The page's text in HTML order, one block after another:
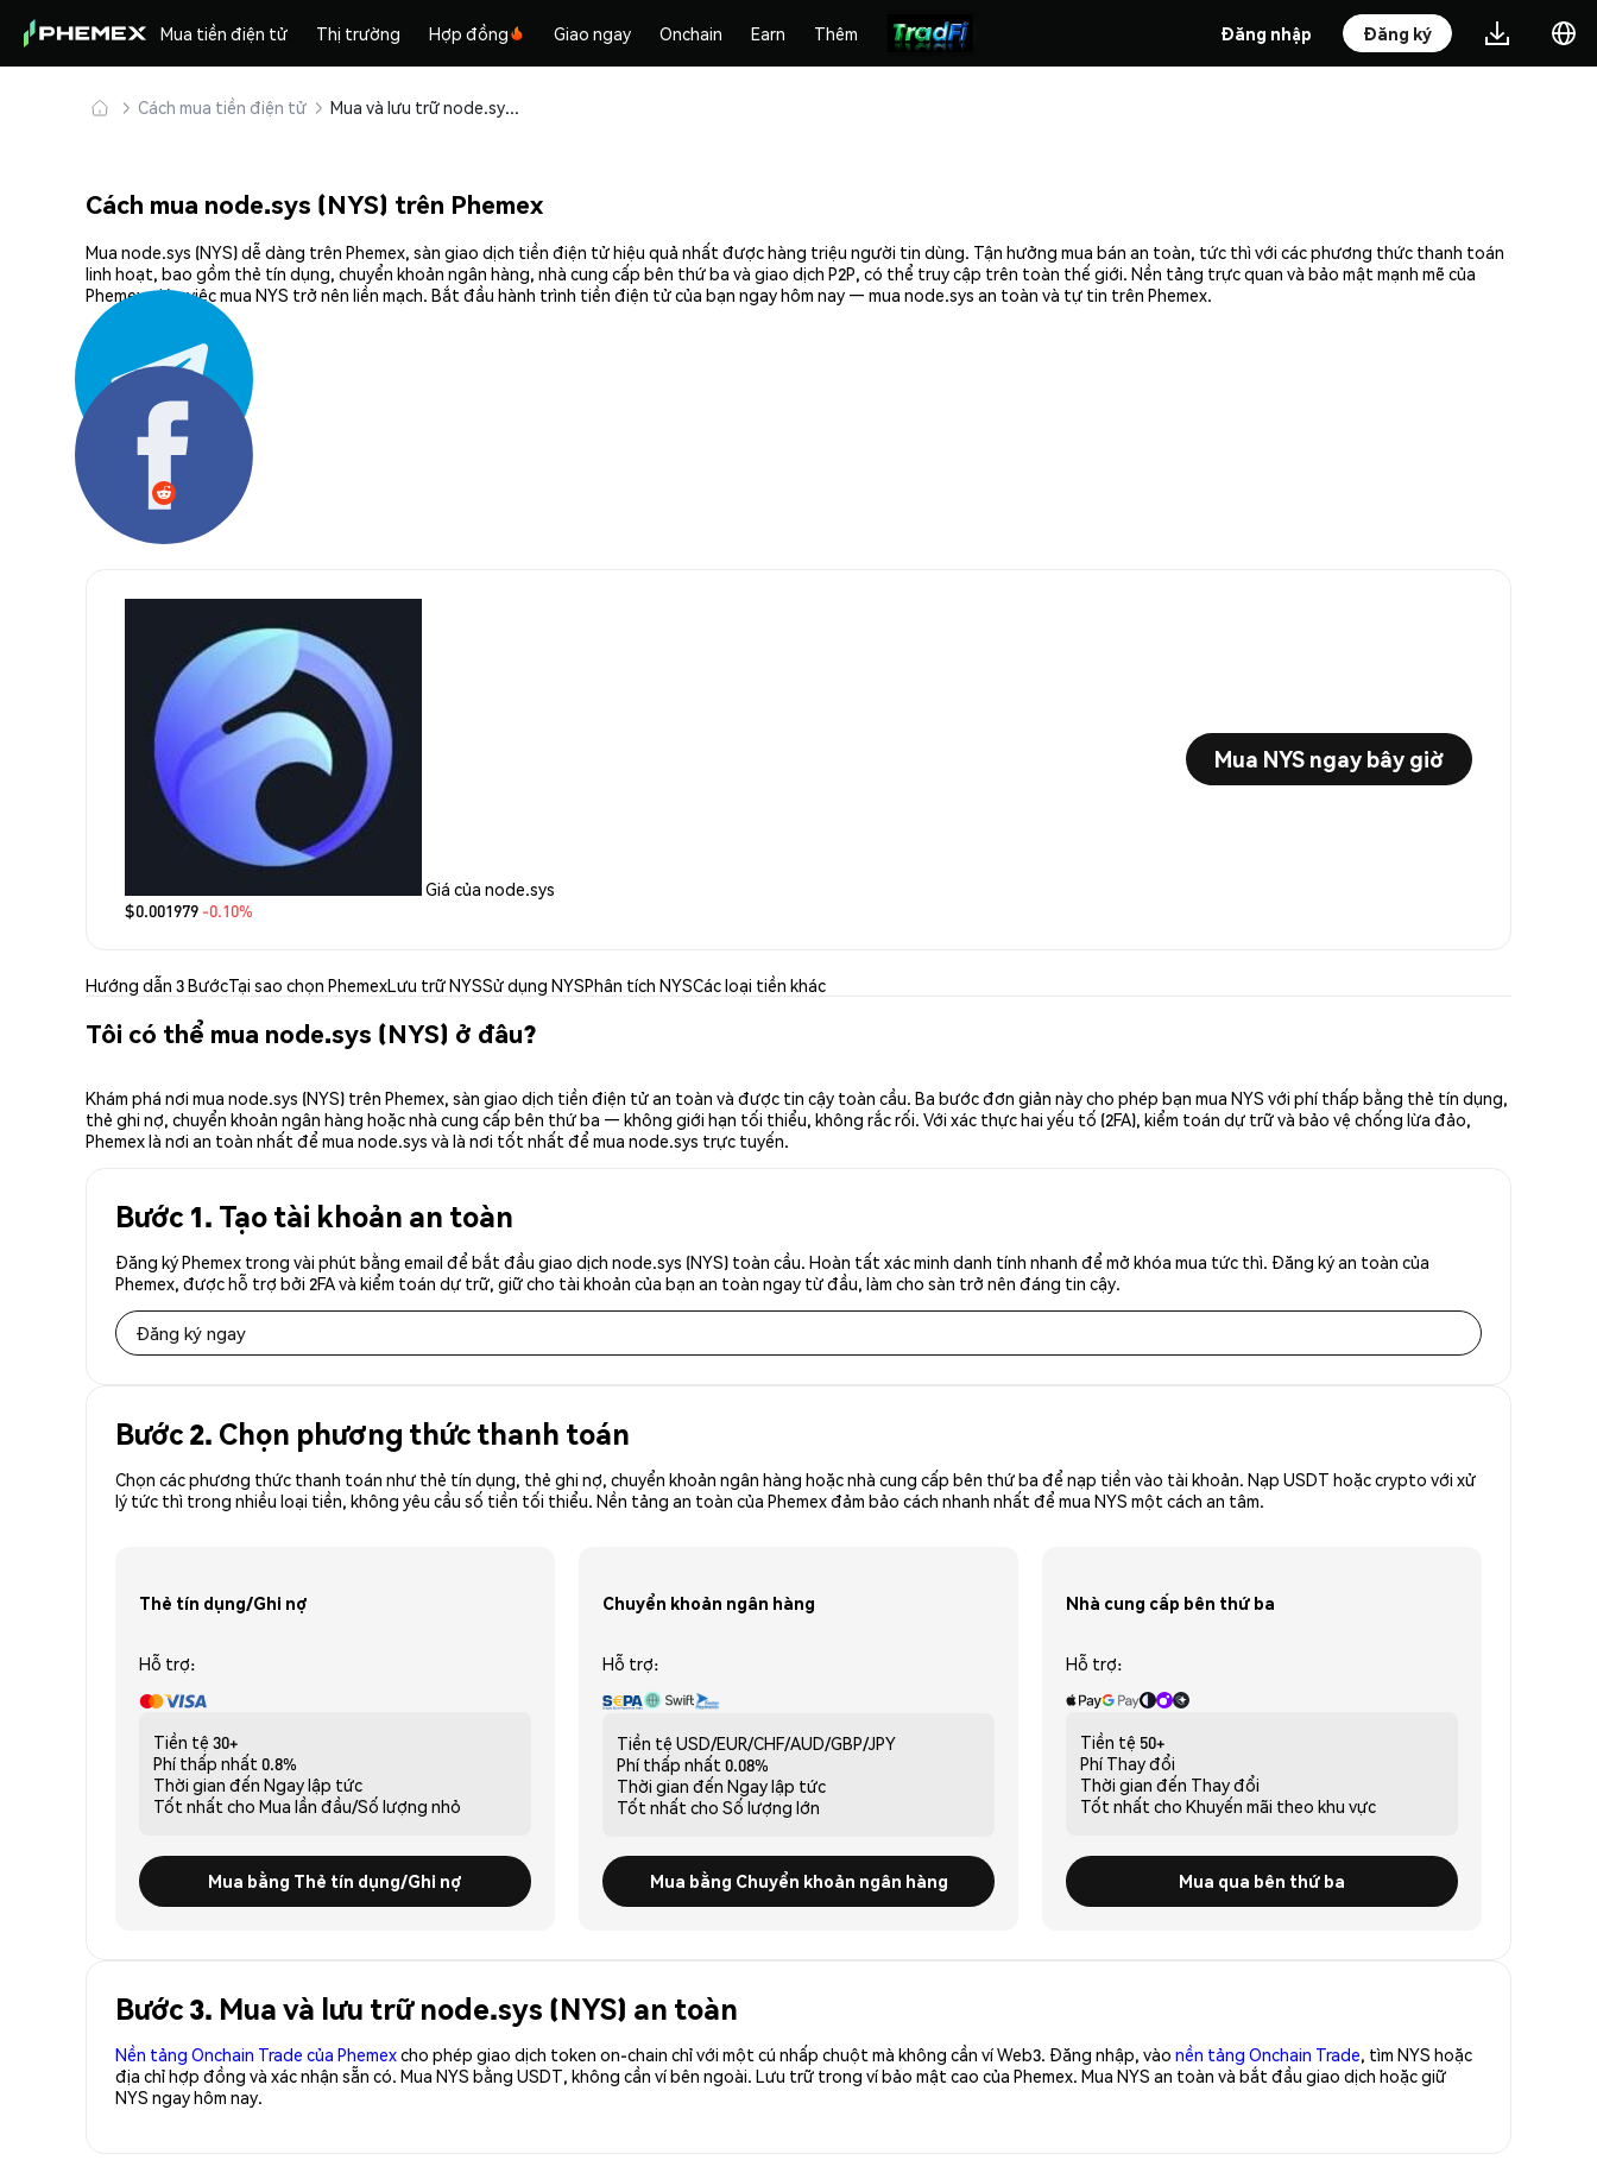
Mua tiền điện tử Thị trường Hợp đồng Giao ngay Onchain Earn Thêm Đăng nhập Đăng ký
Cách mua tiền điện tử Mua và lưu trữ node.sys (NYS) an toàn
Cách mua node.sys (NYS) trên Phemex
Mua node.sys (NYS) dễ dàng trên Phemex, sàn giao dịch tiền điện tử hiệu quả nhất được hàng triệu người tin dùng. Tận hưởng mua bán an toàn, tức thì với các phương thức thanh toán
linh hoạt, bao gồm thẻ tín dụng, chuyển khoản ngân hàng, nhà cung cấp bên thứ ba và giao dịch P2P, có thể truy cập trên toàn thế giới. Nền tảng trực quan và bảo mật mạnh mẽ của
Phemex giúp việc mua NYS trở nên liền mạch. Bắt đầu hành trình tiền điện tử của bạn ngay hôm nay — mua node.sys an toàn và tự tin trên Phemex.
Chia sẻ:
Giá của node.sys
$0.001979 -0.10%
Mua NYS ngay bây giờ
Hướng dẫn 3 BướcTại sao chọn PhemexLưu trữ NYSSử dụng NYSPhân tích NYSCác loại tiền khác
Tôi có thể mua node.sys (NYS) ở đâu?
Khám phá nơi mua node.sys (NYS) trên Phemex, sàn giao dịch tiền điện tử an toàn và được tin cậy toàn cầu. Ba bước đơn giản này cho phép bạn mua NYS với phí thấp bằng thẻ tín dụng,
thẻ ghi nợ, chuyển khoản ngân hàng hoặc nhà cung cấp bên thứ ba — không giới hạn tối thiểu, không rắc rối. Với xác thực hai yếu tố (2FA), kiểm toán dự trữ và bảo vệ chống lừa đảo,
Phemex là nơi an toàn nhất để mua node.sys và là nơi tốt nhất để mua node.sys trực tuyến.
Bước 1. Tạo tài khoản an toàn
Đăng ký Phemex trong vài phút bằng email để bắt đầu giao dịch node.sys (NYS) toàn cầu. Hoàn tất xác minh danh tính nhanh để mở khóa mua tức thì. Đăng ký an toàn của
Phemex, được hỗ trợ bởi 2FA và kiểm toán dự trữ, giữ cho tài khoản của bạn an toàn ngay từ đầu, làm cho sàn trở nên đáng tin cậy.
Đăng ký ngay
Bước 2. Chọn phương thức thanh toán
Chọn các phương thức thanh toán như thẻ tín dụng, thẻ ghi nợ, chuyển khoản ngân hàng hoặc nhà cung cấp bên thứ ba để nạp tiền vào tài khoản. Nạp USDT hoặc crypto với xử
lý tức thì trong nhiều loại tiền, không yêu cầu số tiền tối thiểu. Nền tảng an toàn của Phemex đảm bảo cách nhanh nhất để mua NYS một cách an tâm.
Thẻ tín dụng/Ghi nợ
Hỗ trợ:
Tiền tệ 30+
Phí thấp nhất 0.8%
Thời gian đến Ngay lập tức
Tốt nhất cho Mua lần đầu/Số lượng nhỏ
Mua bằng Thẻ tín dụng/Ghi nợ
Chuyển khoản ngân hàng
Hỗ trợ:
Tiền tệ USD/EUR/CHF/AUD/GBP/JPY
Phí thấp nhất 0.08%
Thời gian đến Ngay lập tức
Tốt nhất cho Số lượng lớn
Mua bằng Chuyển khoản ngân hàng
Nhà cung cấp bên thứ ba
Hỗ trợ:
Tiền tệ 50+
Phí Thay đổi
Thời gian đến Thay đổi
Tốt nhất cho Khuyến mãi theo khu vực
Mua qua bên thứ ba
Bước 3. Mua và lưu trữ node.sys (NYS) an toàn
Nền tảng Onchain Trade của Phemexcho phép giao dịch token on-chain chỉ với một cú nhấp chuột mà không cần ví Web3. Đăng nhập, vào nền tảng Onchain Trade, tìm NYS hoặc
địa chỉ hợp đồng và xác nhận sẵn có. Mua NYS bằng USDT, không cần ví bên ngoài. Lưu trữ trong ví bảo mật cao của Phemex. Mua NYS an toàn và bắt đầu giao dịch hoặc giữ
NYS ngay hôm nay.